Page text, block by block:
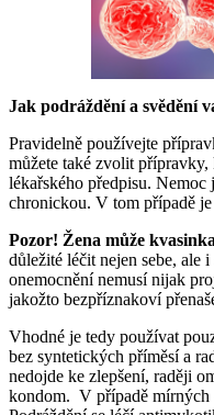
Jak podráždění a svědění
Pravidelně používejte
můžete také zvolit
lékařského předpisu. Nemoc
chronickou. V tom případě
Pozor! Žena může
důležité léčit nejen sebe, ale
onemocnění nemusí nijak
jakožto bezpříznakoví
Vhodné je tedy používat
bez syntetických příměsí a
nedojde ke zlepšení, raději
kondom. V případě mírných